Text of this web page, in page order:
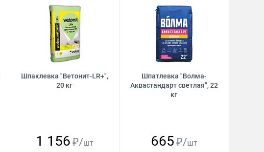
Шпаклевка "Ветонит-LR+",
20 кг
1 156 ₽/шт
Шпатлевка "Волма-
Аквастандарт светлая", 22
кг
665 ₽/шт